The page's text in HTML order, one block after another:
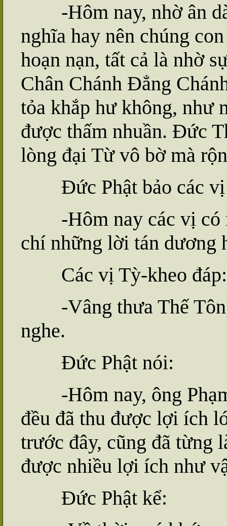
-Hôm nay, nhờ ân
nghĩa hay nên chúng
hoạn nạn, tất cả là nhờ
Chân Chánh Đẳng
tỏa khắp hư không, như
được thấm nhuần. Đức
lòng đại Từ vô bờ mà
Đức Phật bảo các vị
-Hôm nay các vị có
chí những lời tán dương
Các vị Tỳ-kheo đáp:
-Vâng thưa Thế Tôn,
nghe.
Đức Phật nói:
-Hôm nay, ông
đều đã thu được lợi ích
trước đây, cũng đã từng
được nhiều lợi ích như
Đức Phật kể: